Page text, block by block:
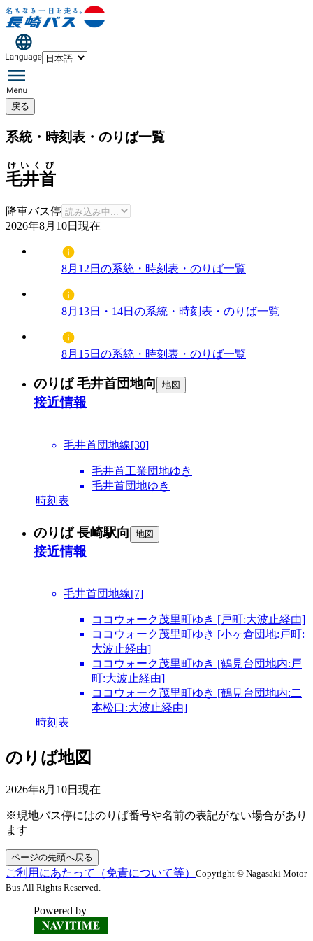
戻る
系統・時刻表・のりば一覧
毛井首
けいくび
降車バス停
2026年8月10日 現在
8月12日の系統・時刻表・のりば一覧
8月13日・14日の系統・時刻表・のりば一覧
8月15日の系統・時刻表・のりば一覧
のりば 毛井首団地向 地図
接近情報
毛井首団地線[30]
毛井首工業団地ゆき
毛井首団地ゆき
時刻表
のりば 長崎駅向 地図
接近情報
毛井首団地線[7]
ココウォーク茂里町ゆき [戸町:大波止経由]
ココウォーク茂里町ゆき [小ヶ倉団地:戸町:
大波止経由]
ココウォーク茂里町ゆき [鶴見台団地内:戸
町:大波止経由]
ココウォーク茂里町ゆき [鶴見台団地内:二
本松口:大波止経由]
時刻表
のりば地図
2026年8月10日 現在
※現地バス停にはのりば番号や名前の表記がない場合があり
ます
ページの先頭へ戻る
ご利用にあたって（免責について等） Copyright © Nagasaki Motor
Bus All Rights Reserved.
Powered by